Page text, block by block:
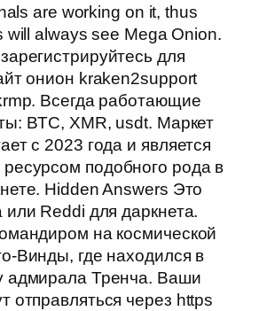
are working on it, thus
will always see Mega Onion.
для
онион kraken2support
Всегда работающие
BTC, XMR, usdt. Маркет
с 2023 года и является
подобного рода в
Hidden Answers Это
или Reddi для даркнета.
на космической
Винды, где находился в
адмирала Тренча. Ваши
отправляться через https